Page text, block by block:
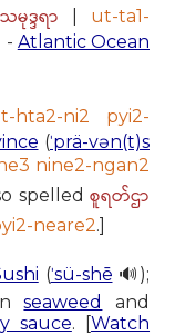
ဒ္ဒရာ
ut-ta1-
- Atlantic Ocean
hta2-ni2 pyi2-
(ˈprä-vən(t)s
nine2-ngan2
spelledစူရတ်ဌာ
neare2.]
(ˈsü-shē 🔊);
inseaweed
and
sauce. [Watch